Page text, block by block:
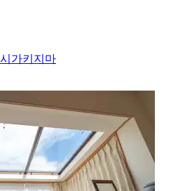
가키지마